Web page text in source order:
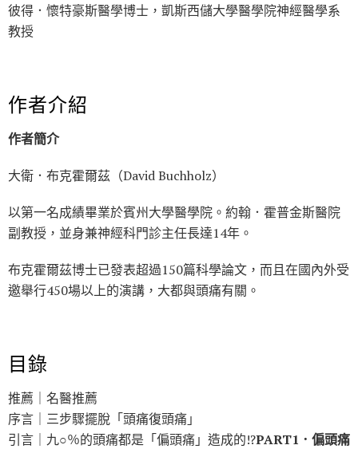
彼得．懷特豪斯醫學博士，凱斯西儲大學醫學院神經醫學系
教授
作者介紹
作者簡介
大衛．布克霍爾茲（David Buchholz）
以第一名成績畢業於賓州大學醫學院。約翰．霍普金斯醫院
副教授，並身兼神經科門診主任長達14年。
布克霍爾茲博士已發表超過150篇科學論文，而且在國內外受
邀舉行450場以上的演講，大都與頭痛有關。
目錄
推薦｜名醫推薦
序言｜三步驟擺脫「頭痛復頭痛」
引言｜九○％的頭痛都是「偏頭痛」造成的!?PART1．偏頭痛